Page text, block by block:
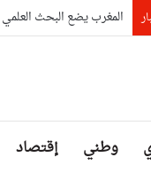
المغرب يضع البحث العلمي
وطني إقتصاد